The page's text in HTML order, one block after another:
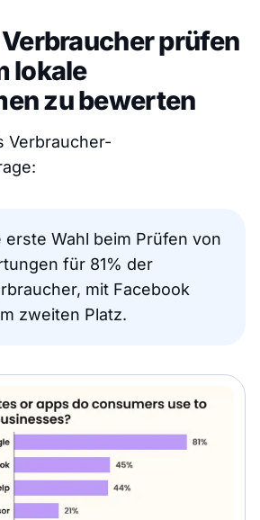
Verbraucher prüfen
lokale
zu bewerten
Verbraucher-
erste Wahl beim Prüfen von
für 81% der
mit Facebook
zweiten Platz.